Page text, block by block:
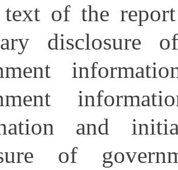
of the
disclosure
and
of